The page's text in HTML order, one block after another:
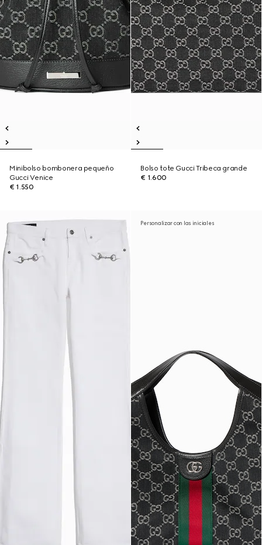
Minibolso bombonera pequeño
Gucci Venice
€ 1.550
Bolso tote Gucci Tribeca grande
€ 1.600
Personalizar con las iniciales